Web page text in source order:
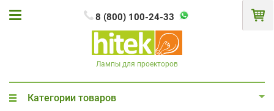
8 (800) 100-24-33
Лампы для проекторов
Категории товаров